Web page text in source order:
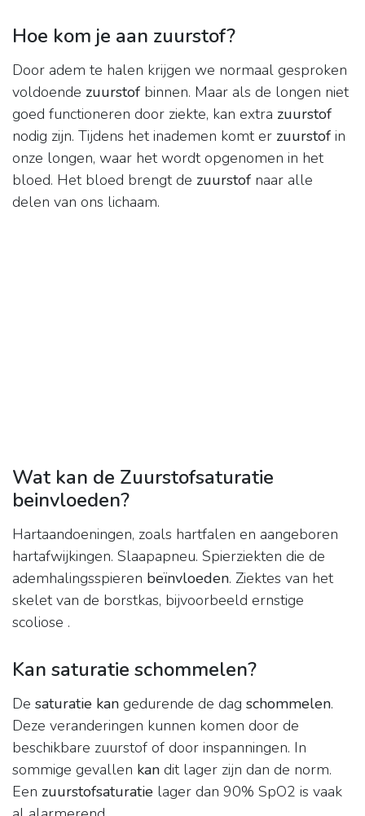
Hoe kom je aan zuurstof?
Door adem te halen krijgen we normaal gesproken
voldoende zuurstof binnen. Maar als de longen niet
goed functioneren door ziekte, kan extra zuurstof
nodig zijn. Tijdens het inademen komt er zuurstof in
onze longen, waar het wordt opgenomen in het
bloed. Het bloed brengt de zuurstof naar alle
delen van ons lichaam.
Wat kan de Zuurstofsaturatie
beinvloeden?
Hartaandoeningen, zoals hartfalen en aangeboren
hartafwijkingen. Slaapapneu. Spierziekten die de
ademhalingsspieren beïnvloeden. Ziektes van het
skelet van de borstkas, bijvoorbeeld ernstige
scoliose .
Kan saturatie schommelen?
De saturatie kan gedurende de dag schommelen.
Deze veranderingen kunnen komen door de
beschikbare zuurstof of door inspanningen. In
sommige gevallen kan dit lager zijn dan de norm.
Een zuurstofsaturatie lager dan 90% SpO2 is vaak